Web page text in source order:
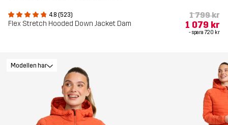
4.8 (523)
Flex Stretch Hooded Down Jacket Dam
1 799 kr
1 079 kr
- spara 720 kr
Modellen har